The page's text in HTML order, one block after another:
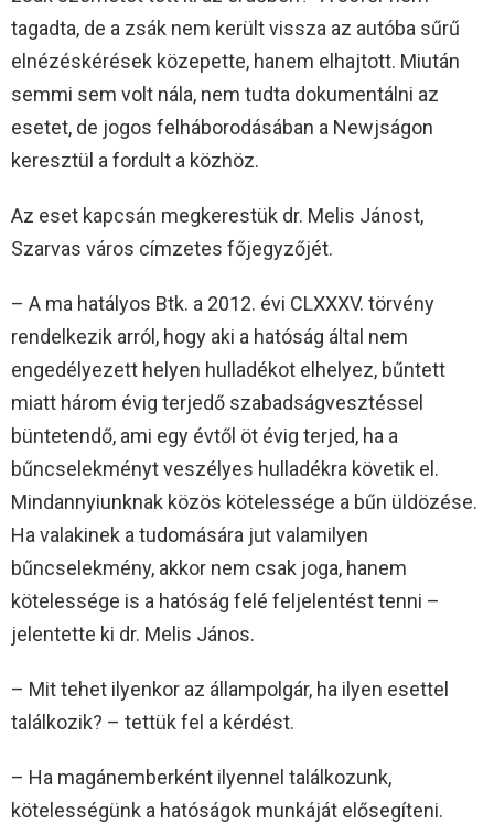
tagadta, de a zsák nem került vissza az autóba sűrű
elnézéskérések közepette, hanem elhajtott. Miután
semmi sem volt nála, nem tudta dokumentálni az
esetet, de jogos felháborodásában a Newjságon
keresztül a fordult a közhöz.
Az eset kapcsán megkerestük dr. Melis Jánost,
Szarvas város címzetes főjegyzőjét.
– A ma hatályos Btk. a 2012. évi CLXXXV. törvény
rendelkezik arról, hogy aki a hatóság által nem
engedélyezett helyen hulladékot elhelyez, bűntett
miatt három évig terjedő szabadságvesztéssel
büntetendő, ami egy évtől öt évig terjed, ha a
bűncselekményt veszélyes hulladékra követik el.
Mindannyiunknak közös kötelessége a bűn üldözése.
Ha valakinek a tudomására jut valamilyen
bűncselekmény, akkor nem csak joga, hanem
kötelessége is a hatóság felé feljelentést tenni –
jelentette ki dr. Melis János.
– Mit tehet ilyenkor az állampolgár, ha ilyen esettel
találkozik? – tettük fel a kérdést.
– Ha magánemberként ilyennel találkozunk,
kötelességünk a hatóságok munkáját elősegíteni.